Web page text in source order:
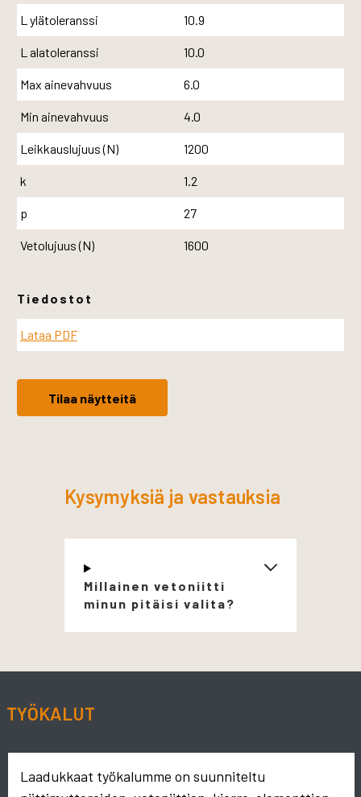
L ylätoleranssi 10.9
L alatoleranssi 10.0
Max ainevahvuus 6.0
Min ainevahvuus 4.0
Leikkauslujuus (N) 1200
k 1.2
p 27
Vetolujuus (N) 1600
Tiedostot
Lataa PDF
Tilaa näytteitä
Kysymyksiä ja vastauksia
Millainen vetoniitti
minun pitäisi valita?
TYÖKALUT
Laadukkaat työkalumme on suunniteltu